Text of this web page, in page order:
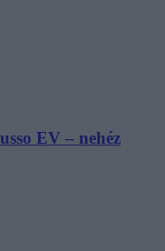
EV – nehéz